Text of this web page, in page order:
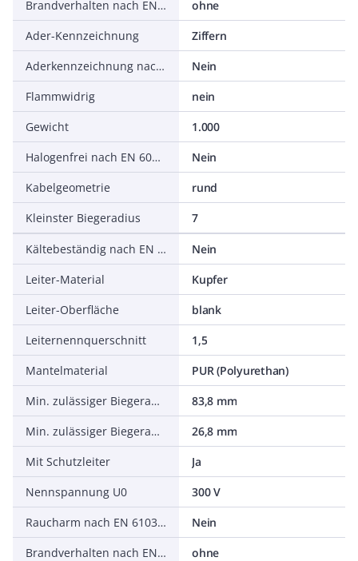
Brandverhalten nach EN 13501-6: Abtropfverhalten
ohne
Ader-Kennzeichnung
Ziffern
Aderkennzeichnung nach HD 308 S2
Nein
Flammwidrig
nein
Gewicht
1.000
Halogenfrei nach EN 60754-1/2
Nein
Kabelgeometrie
rund
Kleinster Biegeradius
7
Kältebeständig nach EN 60811-504+505+506
Nein
Leiter-Material
Kupfer
Leiter-Oberfläche
blank
Leiternennquerschnitt
1,5
Mantelmaterial
PUR (Polyurethan)
Min. zulässiger Biegeradius, flexibler Einsatz/freie Bewegung
83,8 mm
Min. zulässiger Biegeradius, stationärer Einsatz/fest verlegt
26,8 mm
Mit Schutzleiter
Ja
Nennspannung U0
300 V
Raucharm nach EN 61034-2
Nein
Brandverhalten nach EN 13501-6: Rauchentwicklung
ohne